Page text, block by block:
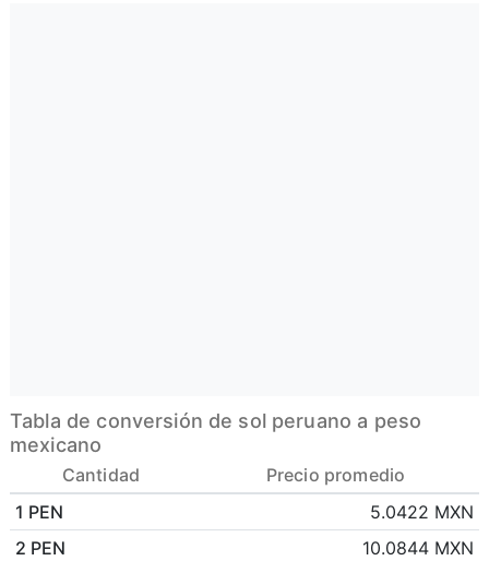
Tabla de conversión de sol peruano a peso
mexicano
Cantidad
Precio promedio
1 PEN
5.0422 MXN
2 PEN
10.0844 MXN